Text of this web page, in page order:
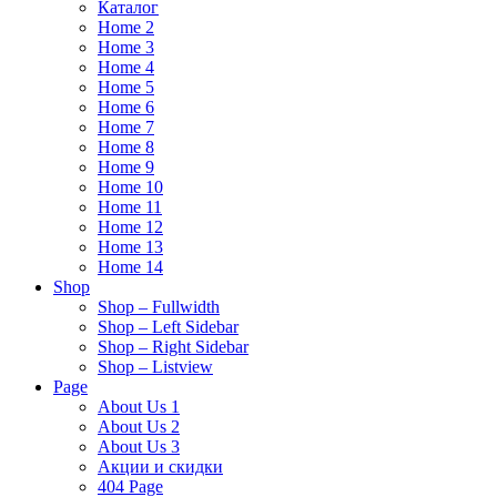
Каталог
Home 2
Home 3
Home 4
Home 5
Home 6
Home 7
Home 8
Home 9
Home 10
Home 11
Home 12
Home 13
Home 14
Shop
Shop – Fullwidth
Shop – Left Sidebar
Shop – Right Sidebar
Shop – Listview
Page
About Us 1
About Us 2
About Us 3
Акции и скидки
404 Page